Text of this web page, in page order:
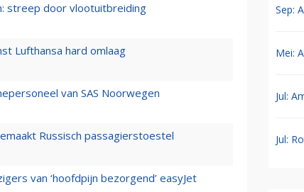
streep door vlootuitbreiding
Lufthansa hard omlaag
van SAS Noorwegen
Russisch passagierstoestel
van ‘hoofdpijn bezorgend’ easyJet
Sep:
Mei:
Jul:
Jul: